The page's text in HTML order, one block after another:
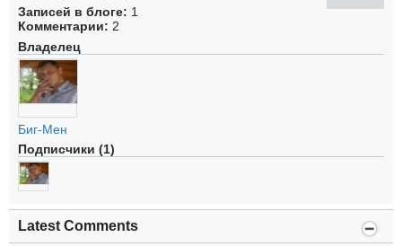
Записей в блоге: 1
Комментарии: 2
Владелец
Биг-Мен
Подписчики (1)
Latest Comments